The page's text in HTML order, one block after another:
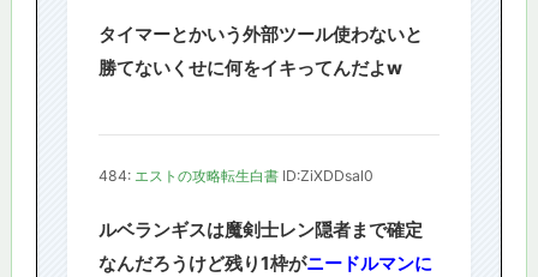
タイマーとかいう外部ツール使わないと
勝てないくせに何をイキってんだよw
484: エストの攻略転生白書 ID:ZiXDDsal0
ルベランギスは魔剣士レン隠者まで確定
なんだろうけど残り1枠がニードルマンに